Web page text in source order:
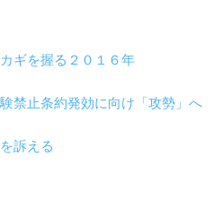
ギを握る２０１６年
禁止条約発効に向け「攻勢」へ
訴える